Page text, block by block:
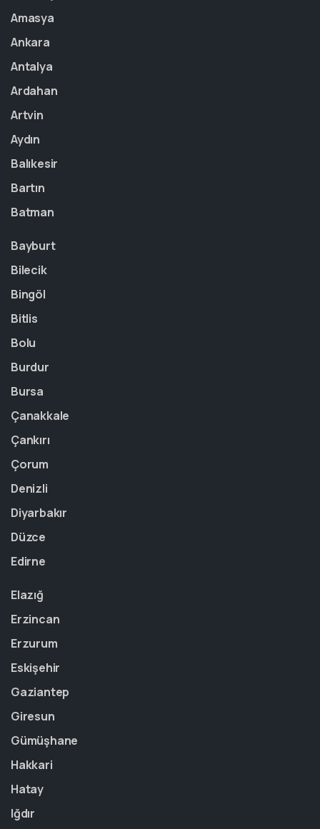
Amasya
Ankara
Antalya
Ardahan
Artvin
Aydın
Balıkesir
Bartın
Batman
Bayburt
Bilecik
Bingöl
Bitlis
Bolu
Burdur
Bursa
Çanakkale
Çankırı
Çorum
Denizli
Diyarbakır
Düzce
Edirne
Elazığ
Erzincan
Erzurum
Eskişehir
Gaziantep
Giresun
Gümüşhane
Hakkari
Hatay
Iğdır